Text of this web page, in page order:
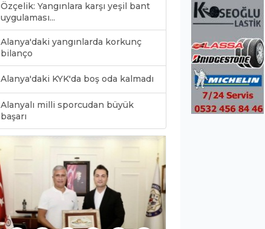
Özçelik: Yangınlara karşı yeşil bant
uygulaması...
Alanya'daki yangınlarda korkunç
bilanço
Alanya'daki KYK'da boş oda kalmadı
Alanyalı milli sporcudan büyük
başarı